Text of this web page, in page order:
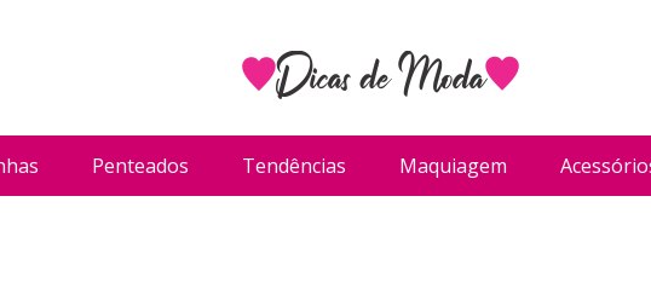
Penteados Tendências Maquiagem